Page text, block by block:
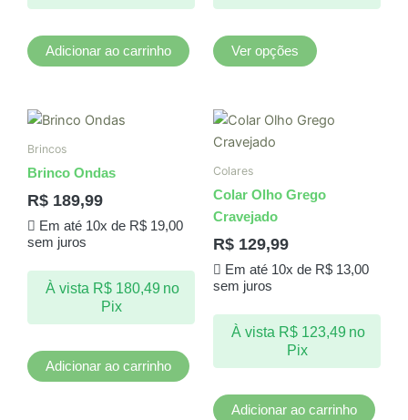
Adicionar ao carrinho Ver opções
página
Brincos
Brinco Ondas
R$ 189,99
Em até 10x de R$19,00
sem juros
À vista R$180,49 no
Pix
Adicionar ao carrinho
Colares
Colar Olho Grego
Cravejado
R$ 129,99
Em até 10x de R$13,00
sem juros
À vista R$123,49 no
Pix
Adicionar ao carrinho